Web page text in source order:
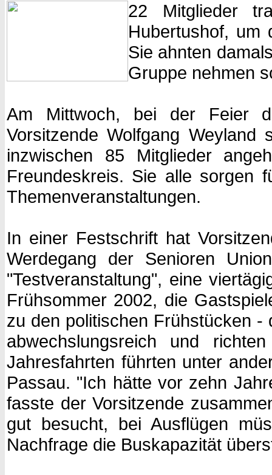
22 Mitglieder
Hubertushof, um
Sie ahnten
Gruppe nehmen
Am Mittwoch, bei der Feier
Vorsitzende Wolfgang
inzwischen 85 Mitglieder
Freundeskreis. Sie alle sorgen
Themenveranstaltungen.
In einer Festschrift hat
Werdegang der Senioren
"Testveranstaltung", eine
Frühsommer 2002, die
zu den politischen Frühstücken -
abwechslungsreich und
Jahresfahrten führten unter
Passau. "Ich hätte vor zehn
fasste der Vorsitzende
gut besucht, bei Ausflügen
Nachfrage die Buskapazität